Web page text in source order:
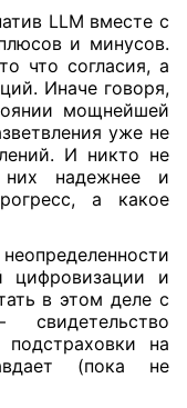
LLM вместе с
и минусов.
что согласия, а
Иначе говоря,
мощнейшей
уже не
И никто не
них надежнее и
а какое
цифровизации и
в этом деле с
подстраховки на
(пока не